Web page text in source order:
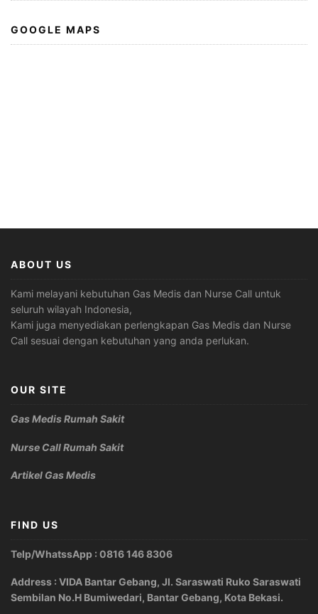
GOOGLE MAPS
ABOUT US
Kami melayani kebutuhan Gas Medis dan Nurse Call untuk
seluruh wilayah Indonesia,
Kami juga menyediakan perlengkapan Gas Medis dan Nurse
Call sesuai dengan kebutuhan yang anda perlukan.
OUR SITE
Gas Medis Rumah Sakit
Nurse Call Rumah Sakit
Artikel Gas Medis
FIND US
Telp/WhatssApp : 0816 146 8306
Address : VIDA Bantar Gebang, Jl. Saraswati Ruko Saraswati
Sembilan No.H Bumiwedari, Bantar Gebang, Kota Bekasi.